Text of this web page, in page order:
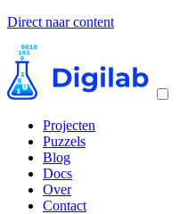
Direct naar content
Projecten
Puzzels
Blog
Docs
Over
Contact